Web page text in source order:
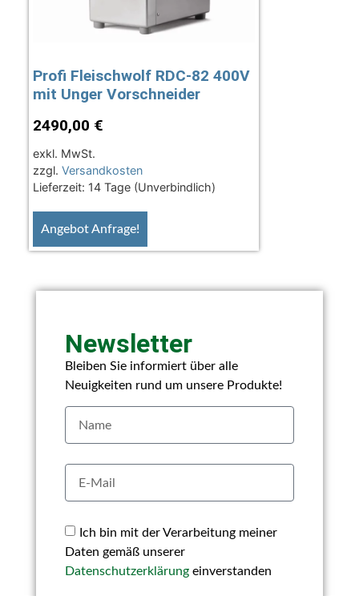
Profi Fleischwolf RDC-82 400V
mit Unger Vorschneider
2490,00 €
exkl. MwSt.
zzgl. Versandkosten
Lieferzeit: 14 Tage (Unverbindlich)
Angebot Anfrage!
Newsletter
Bleiben Sie informiert über alle
Neuigkeiten rund um unsere Produkte!
Ich bin mit der Verarbeitung meiner
Daten gemäß unserer
Datenschutzerklärungeinverstanden